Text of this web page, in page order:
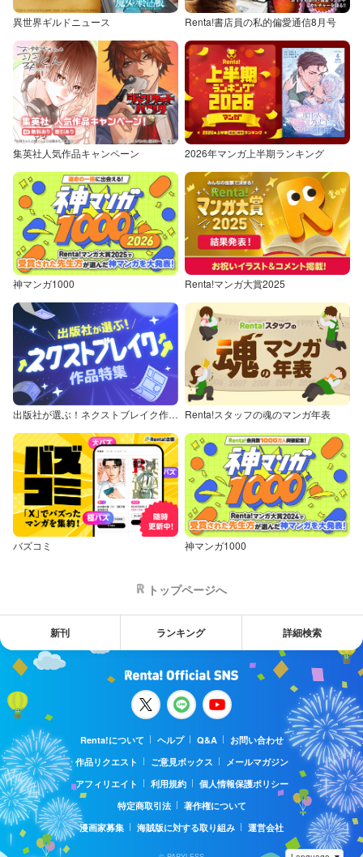
異世界ギルドニュース Renta!書店員の私的偏愛通信8月号
集英社人気作品キャンペーン 2026年マンガ上半期ランキング
神マンガ1000 Renta!マンガ大賞2025
出版社が選ぶ！ネクストブレイク作品特集 Renta!スタッフの魂のマンガ年表
バズコミ 神マンガ1000
トップページへ
新刊 ランキング 詳細検索
Renta!について ヘルプ Q&A
お問い合わせ
作品リクエスト
ご意見ボックス
メールマガジン
アフィリエイト
利用規約
個人情報保護ポリシー
特定商取引法
著作権について
漫画家募集
海賊版に対する取り組み 運営会社